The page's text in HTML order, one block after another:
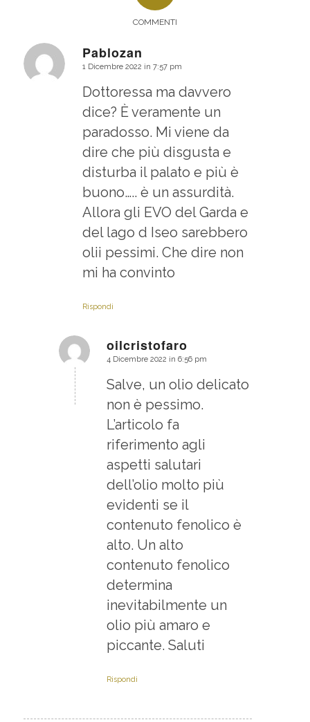
COMMENTI
Pablozan
dice:
1 Dicembre 2022 in 7:57 pm
Dottoressa ma davvero
dice? È veramente un
paradosso. Mi viene da
dire che più disgusta e
disturba il palato e più è
buono….. è un assurdità.
Allora gli EVO del Garda e
del lago d Iseo sarebbero
olii pessimi. Che dire non
mi ha convinto
Rispondi
oilcristofaro
dice:
4 Dicembre 2022 in 6:56 pm
Salve, un olio delicato
non è pessimo.
L’articolo fa
riferimento agli
aspetti salutari
dell’olio molto più
evidenti se il
contenuto fenolico è
alto. Un alto
contenuto fenolico
determina
inevitabilmente un
olio più amaro e
piccante. Saluti
Rispondi